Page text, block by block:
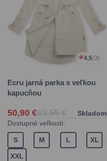
4,5(3)
Ecru jarná parka s veľkou
kapucňou
50,90 €63,55 €
Skladom
Dostupné veľkosti:
S M L XL
XXL